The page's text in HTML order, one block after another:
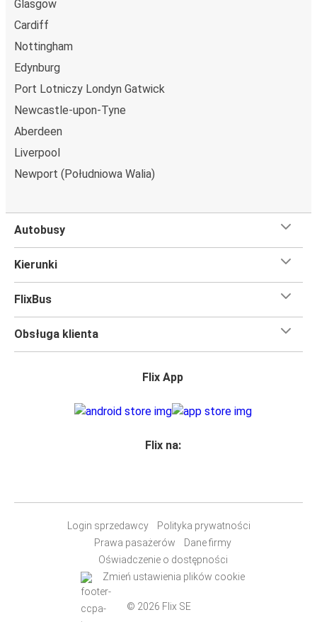
Glasgow
Cardiff
Nottingham
Edynburg
Port Lotniczy Londyn Gatwick
Newcastle-upon-Tyne
Aberdeen
Liverpool
Newport (Południowa Walia)
Autobusy
Kierunki
FlixBus
Obsługa klienta
Flix App
Flix na:
Login sprzedawcy
Polityka prywatności
Prawa pasażerów
Dane firmy
Oświadczenie o dostępności
Zmień ustawienia plików cookie
© 2026 Flix SE